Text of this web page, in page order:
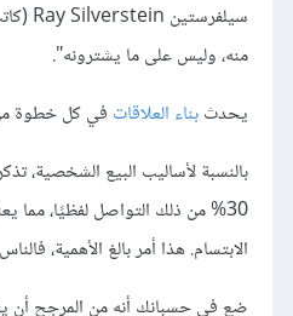
منه، وليس على ما يشترونه".
يحدثبناء العلاقات في كل خطوة من
بالنسبة لأساليب البيع الشخصية،
30% من ذلك التواصل لفظيًا،
الابتسام. هذا أمر بالغ الأهمية،
ضع في حسبانك أنه من المرجح أن